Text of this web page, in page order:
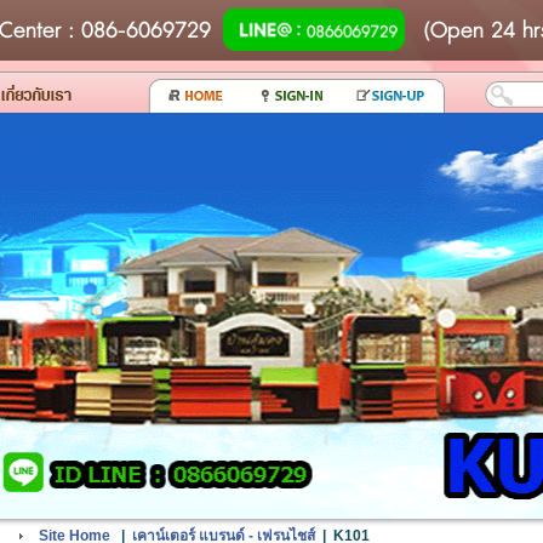
: 086-6069729 (Open 24
Site Home เคาน์เตอร์ แบรนด์ - เฟรนไชส์| K101